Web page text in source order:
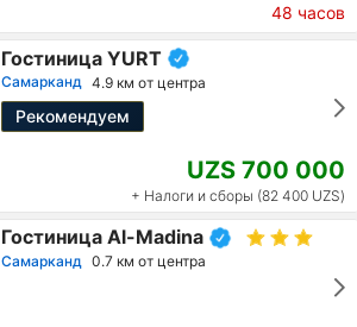
48 часов
Гостиница YURT
Самарканд 4.9 км от центра
Рекомендуем
UZS 700 000
+ Налоги и сборы (82 400 UZS)
Гостиница Al-Madina
Самарканд 0.7 км от центра